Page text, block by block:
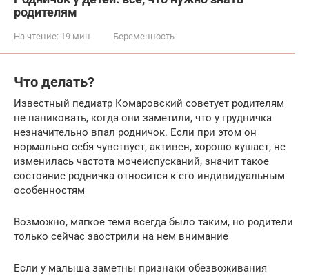
родителям
На чтение: 19 мин Беременность
Что делать?
Известный педиатр Комаровский советует родителям
не паниковать, когда они заметили, что у грудничка
незначительно впал родничок. Если при этом он
нормально себя чувствует, активен, хорошо кушает, не
изменилась частота мочеиспусканий, значит такое
состояние родничка относится к его индивидуальным
особенностям
Возможно, мягкое темя всегда было таким, но родители
только сейчас заострили на нем внимание
Если у малыша заметны признаки обезвоживания